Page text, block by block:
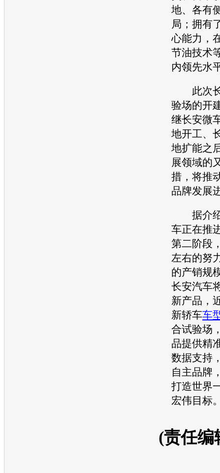
地、各有
局；拥有
心能力，
节油技术
内领先水
此次
验场的开
继长安微
地开工、
地扩能之
展领域的
措，将推
品牌发展
据介绍
车正在推
第二阶段
左右的努
的产销规
长安汽车
新产品，
新轿车车
合试验场
品提供精
数据支持
自主品牌
打造世界
宏伟目标
(责任编